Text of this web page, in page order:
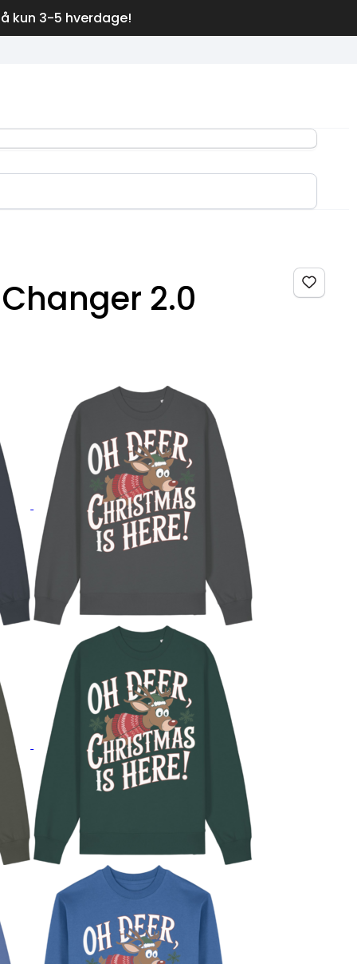
kun 3-5 hverdage!
2.0